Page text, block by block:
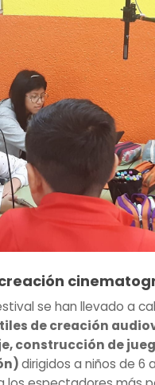
se han llevado a
de creación
construcción de
dirigidos a niños de 6